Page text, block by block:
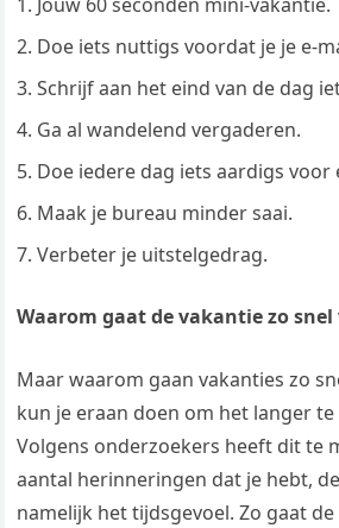
Doe iets nuttigs voordat je je e-
Schrijf aan het eind van de dag
Ga al wandelend vergaderen.
Doe iedere dag iets aardigs voor
Maak je bureau minder saai.
Verbeter je uitstelgedrag.
Waarom gaat de vakantie zo
Maar waarom gaan vakanties zo
kun je eraan doen om het langer
Volgens onderzoekers heeft dit te
aantal herinneringen dat je hebt,
namelijk het tijdsgevoel. Zo gaat